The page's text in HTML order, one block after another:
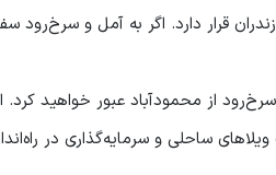
قرار دارد. اگر به آمل و
از محمودآباد عبور خواهید
ساحلی و سرمایه‌گذاری در